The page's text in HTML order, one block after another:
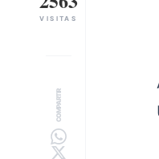
VISITAS
COMPARTIR